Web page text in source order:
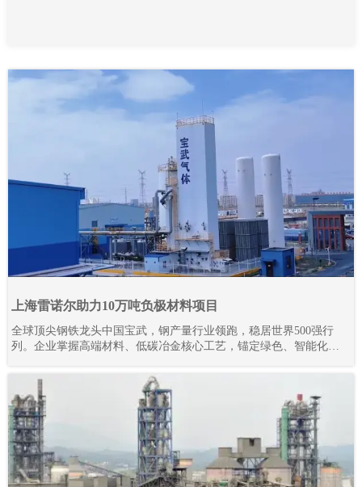
上海雷诺尔助力10万吨负极材料项目
全球顶尖钢铁龙头中国宝武，钢产量行业领跑，稳居世界500强行
列。企业掌握高端材料、低碳冶金核心工艺，锚定绿色、智能化发